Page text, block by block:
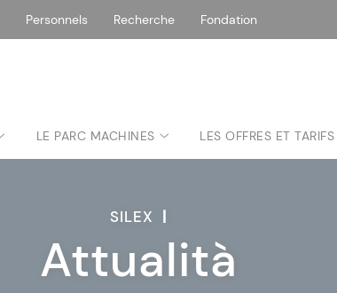
Personnels Recherche Fondation
LE PARC MACHINES LES OFFRES ET TARIFS
SILEX |
Attualità